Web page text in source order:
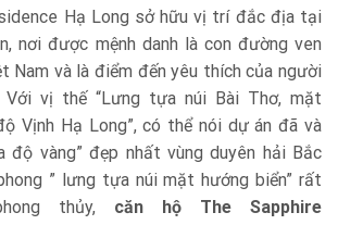
Hạ Long sở hữu vị trí đắc địa tại
nơi được mệnh danh là con đường ven
Nam và là điểm đến yêu thích của người
Với vị thế “Lưng tựa núi Bài Thơ, mặt
Vịnh Hạ Long”, có thể nói dự án đã và
độ vàng” đẹp nhất vùng duyên hải Bắc
” lưng tựa núi mặt hướng biển” rất
thủy, căn hộ The Sapphire